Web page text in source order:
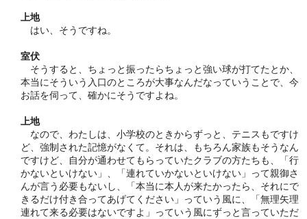
上地
はい、そうですね。
室伏
そうすると、ちょっと振ったらちょっと強い球が打てたとか、
本当にそういう入口のところが大事なんだなっていうことで、今
お話を伺って、確かにそうですよね。
上地
なので、わたしは、小学校のときからずっと、テニスもですけ
ど、強制された記憶がなくて。それは、もちろん家族もそうなん
ですけど、自分が通わせてもらっていたクラブの方たちも、「行
かないといけない」、「連れていかないといけない」って親御さ
んが言う必要もないし、「本当に本人が来たかったら、それにで
きるだけ付き合ってあげてください」っていう風に、「無理矢理
連れて来る必要はないですよ」っていう風にずっと言っていただ